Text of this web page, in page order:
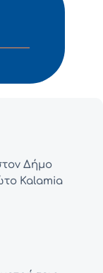
Δήμο
Kalamia